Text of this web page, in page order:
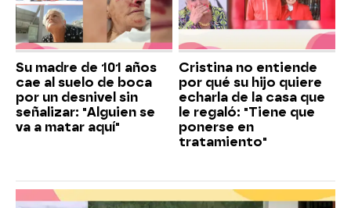
Su madre de 101 años
cae al suelo de boca
por un desnivel sin
señalizar: "Alguien se
va a matar aquí"
Cristina no entiende
por qué su hijo quiere
echarla de la casa que
le regaló: "Tiene que
ponerse en
tratamiento"